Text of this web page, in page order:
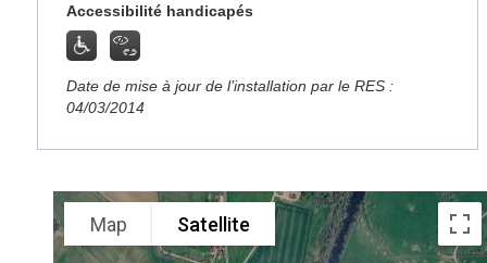
Accessibilité handicapés
Date de mise à jour de l’installation par le RES :
04/03/2014
Map Satellite